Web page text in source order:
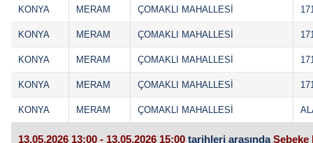
KONYA MERAM ÇOMAKLI MAHALLESİ
KONYA MERAM ÇOMAKLI MAHALLESİ
KONYA MERAM ÇOMAKLI MAHALLESİ
KONYA MERAM ÇOMAKLI MAHALLESİ
KONYA MERAM ÇOMAKLI MAHALLESİ
13.05.2026 13:00 - 13.05.2026 15:00 tarihleri arasındaŞebeke